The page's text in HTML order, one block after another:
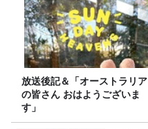
放送後記＆「オーストラリア
の皆さん おはようございま
す」